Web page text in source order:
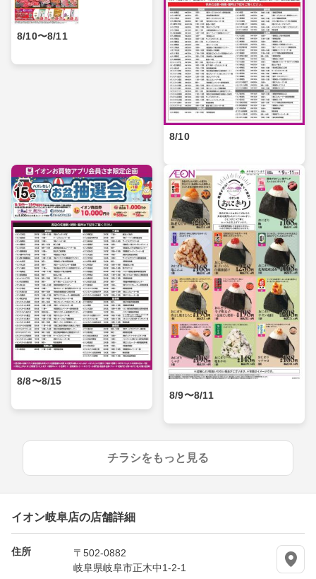
8/10〜8/11
8/10
8/8〜8/15
8/9〜8/11
チラシをもっと見る
イオン岐阜店の店舗詳細
住所
〒502-0882
岐阜県岐阜市正木中1-2-1